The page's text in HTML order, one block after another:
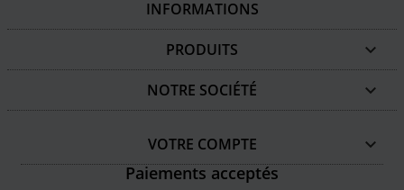
INFORMATIONS
PRODUITS 
NOTRE SOCIÉTÉ 
VOTRE COMPTE

Paiements acceptés